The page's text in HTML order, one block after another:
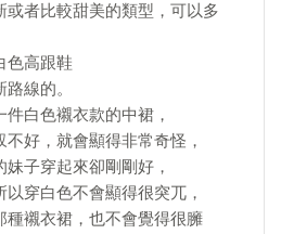
或者比較甜美的類型，可以多
色高跟鞋
線的。
白色襯衣款的中裙，
好，就會顯得非常奇怪，
子穿起來卻剛剛好，
穿白色不會顯得很突兀，
種襯衣裙，也不會覺得很臃